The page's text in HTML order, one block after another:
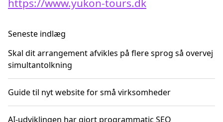
https://www.yukon-tours.dk
Seneste indlæg
Skal dit arrangement afvikles på flere sprog så overvej
simultantolkning
Guide til nyt website for små virksomheder
AI-udviklingen har gjort programmatic SEO